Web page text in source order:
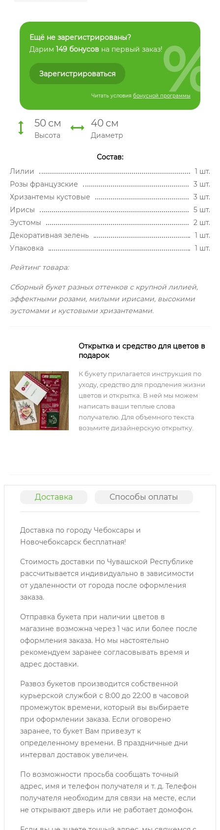
Ещё не зарегистрированы?
Дарим 149 бонусов на первый заказ!
Зарегистрироваться
Читать условия бонусной программы
%
50 см
Высота
40 см
Диаметр
Состав:
Лилии
1 шт.
Розы французские
3 шт.
Хризантемы кустовые
3 шт.
Ирисы
5 шт.
Эустомы
2 шт.
Декоративная зелень
1 шт.
Упаковка
1 шт.
Рейтинг товара:
Сборный букет разных оттенков с крупной лилией,
эффектными розами, милыми ирисами, высокими
эустомами и кустовыми хризантемами.
Открытка и средство для цветов в
подарок
К букету прилагается инструкция по
уходу, средство для продления жизни
цветов и открытка. В ней мы можем
написать ваши теплые слова
получателю. Для объемного текста
возьмите дизайнерскую открытку.
Доставка Способы оплаты
Доставка по городу Чебоксары и
Новочебоксарск бесплатная!
Стоимость доставки по Чувашской Республике
рассчитывается индивидуально в зависимости
от удаленности от города после оформления
заказа.
Отправка букета при наличии цветов в
магазине возможна через 1 час или более после
оформления заказа. Но мы настоятельно
рекомендуем заранее согласовывать время и
адрес доставки.
Развоз букетов производится собственной
курьерской службой с 8:00 до 22:00 в часовой
промежуток времени, который вы выбираете
при оформлении заказа. Если оговорено
заранее, то букет Вам привезут к
определенному времени. В праздничные дни
интервал доставок увеличен.
По возможности просьба сообщать точный
адрес, имя и телефон получателя и т. д. Телефон
получателя необходим для связи на месте, если
не открывают дверь или не работает домофон.